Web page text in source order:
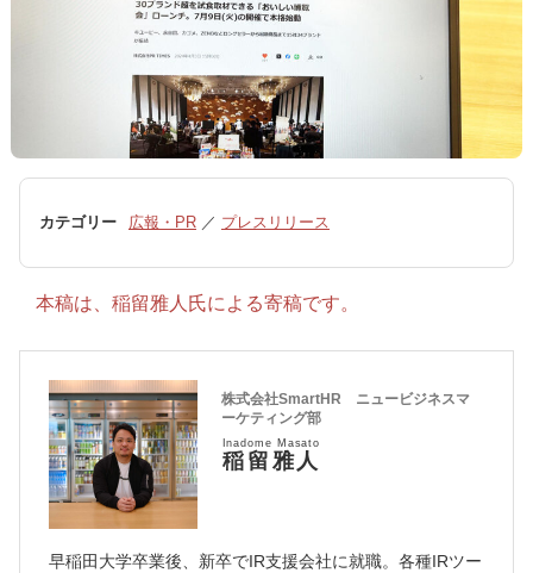
カテゴリー 広報・PR ／ プレスリリース
本稿は、稲留雅人氏による寄稿です。
株式会社SmartHR ニュービジネスマ
ーケティング部
稲留雅人
Inadome Masato
早稲田大学卒業後、新卒でIR支援会社に就職。各種IRツー